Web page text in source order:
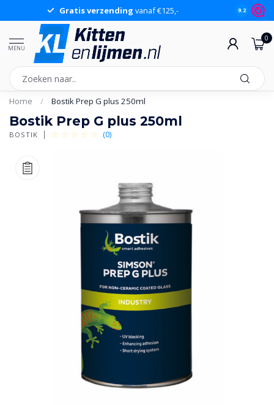
Gratis verzending vanaf €125,- 9.2
MENU
0
Home / Bostik Prep G plus 250ml
Bostik Prep G plus 250ml
BOSTIK (0)